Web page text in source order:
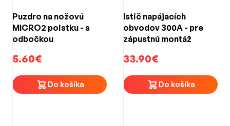
Puzdro na nožovú
MICRO2 poistku - s
odbočkou
5.60€
Do košíka
Istič napájacích
obvodov 300A - pre
zápustnú montáž
33.90€
Do košíka